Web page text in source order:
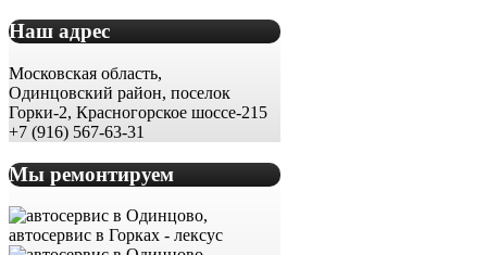
Наш адрес
Московская область,
Одинцовский район, поселок
Горки-2, Красногорское шоссе-215
+7 (916) 567-63-31
Мы ремонтируем